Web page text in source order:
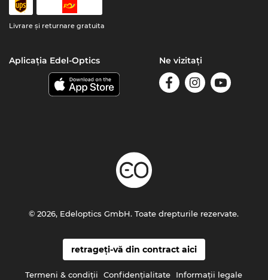
Livrare şi returnare gratuita
Aplicația Edel-Optics Ne vizitați
retrageți-vă din contract aici
Termeni & condiţii Confidenţialitate Informaţii legale
© 2026, Edeloptics GmbH. Toate drepturile rezervate.